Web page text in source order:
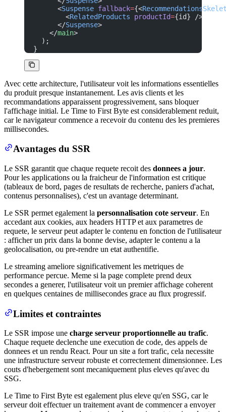
      <
Suspense fallback={<
        <
RelatedProducts productId={id} />
      </
Suspense>
    </
main>
  );
}
Avec cette architecture, l'utilisateur voit les informations essentielles
du produit presque instantanement. Les avis clients et les
recommandations apparaissent progressivement, sans bloquer
l'affichage initial. Le Time to First Byte est considerablement reduit,
car le navigateur commence a recevoir du contenu des les premieres
millisecondes.
Avantages du SSR
Le SSR garantit que chaque requete recoit des donnees a jour.
Pour les applications ou la fraicheur de l'information est critique
(tableaux de bord, pages de resultats de recherche, paniers d'achat,
contenus personnalises), c'est un avantage determinant.
Le SSR permet egalement la personnalisation cote serveur. En
accedant aux cookies, aux headers HTTP et aux parametres de
requete, le serveur peut adapter le contenu en fonction de l'utilisateur
: afficher un prix dans la bonne devise, adapter le contenu a la
geolocalisation, ou pre-rendre un etat authentifie.
Le streaming ameliore significativement les metriques de
performance percue. Meme si la page complete prend deux
secondes a generer, l'utilisateur voit un premier affichage coherent
en quelques centaines de millisecondes grace au flux progressif.
Limites et contraintes
Le SSR impose une charge serveur proportionnelle au trafic.
Chaque requete declenche une execution de code, des appels de
donnees et un rendu React. Pour un site a fort trafic, cela necessite
une infrastructure serveur robuste et correctement dimensionnee. Les
couts d'hebergement sont mecaniquement plus eleves qu'avec du
SSG.
Le Time to First Byte est egalement plus eleve qu'en SSG, car le
serveur doit effectuer un traitement avant de commencer a envoyer